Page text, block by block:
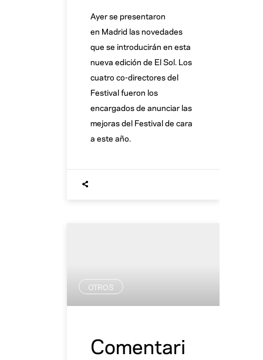
Ayer se presentaron
en Madrid las novedades
que se introducirán en esta
nueva edición de El Sol. Los
cuatro co-directores del
Festival fueron los
encargados de anunciar las
mejoras del Festival de cara
a este año.
OTROS
Comentari